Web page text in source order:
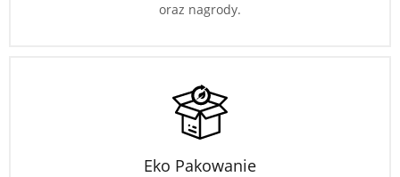
oraz nagrody.
Eko Pakowanie